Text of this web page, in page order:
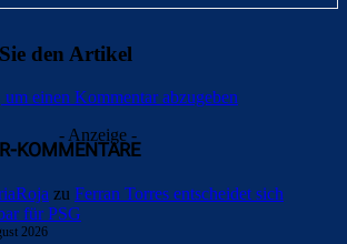
den Artikel
einen Kommentar abzugeben
- Anzeige -
KOMMENTARE
zu Ferran Torres entscheidet sich
für PSG
2026